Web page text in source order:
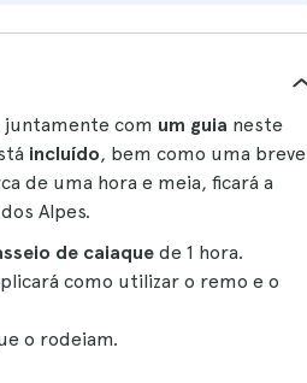
juntamente com um guia neste
incluído, bem como uma breve
de uma hora e meia, ficará a
Alpes.
de caiaque de 1 hora.
como utilizar o remo e o
o rodeiam.